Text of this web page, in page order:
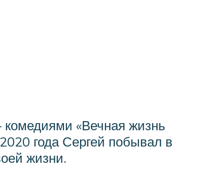
комедиями «Вечная жизнь
года Сергей побывал в
жизни.